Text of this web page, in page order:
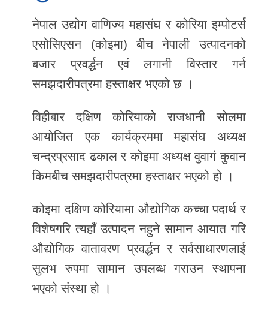
भिडियो
समाचार
प्रविधि
शिक्षा
खेलकुद
Unicode
नेपाल उद्योग वाणिज्य महासंघ र कोरिया इम्पोटर्स
एसोसिएसन (कोइमा) बीच नेपाली उत्पादनको
बजार प्रवर्द्धन एवं लगानी विस्तार गर्न
समझदारीपत्रमा हस्ताक्षर भएको छ ।
विहीबार दक्षिण कोरियाको राजधानी सोलमा
आयोजित एक कार्यक्रममा महासंघ अध्यक्ष
चन्द्रप्रसाद ढकाल र कोइमा अध्यक्ष वुवागं कुवान
किमबीच समझदारीपत्रमा हस्ताक्षर भएको हो ।
कोइमा दक्षिण कोरियामा औद्योगिक कच्चा पदार्थ र
विशेषगरि त्यहाँ उत्पादन नहुने सामान आयात गरि
औद्योगिक वातावरण प्रवर्द्धन र सर्वसाधारणलाई
सुलभ रुपमा सामान उपलब्ध गराउन स्थापना
भएको संस्था हो ।